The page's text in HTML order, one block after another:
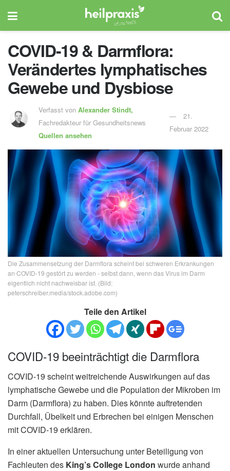
COVID-19 & Darmflora:
Verändertes lymphatisches
Gewebe und Dysbiose
Verfasst vonAlexander Stindt,
Fachredakteur für Gesundheitsnews
Quellen ansehen
21.
Februar 2022
Die Zusammensetzung der Darmflora scheint bei schweren Erkrankungen
an COVID-19 gestört zu werden - selbst dann, wenn das Virus im Darm
eigentlich nicht nachweisbar ist. (Bild:
peterschreiber.media/stock.adobe.com)
Teile den Artikel
COVID-19 beeinträchtigt die Darmflora
COVID-19 scheint weitreichende Auswirkungen auf das
lymphatische Gewebe und die Population der Mikroben im
Darm (Darmflora) zu haben. Dies könnte auftretenden
Durchfall, Übelkeit und Erbrechen bei einigen Menschen
mit COVID-19 erklären.
In einer aktuellen Untersuchung unter Beteiligung von
Fachleuten des King’s College London wurde anhand